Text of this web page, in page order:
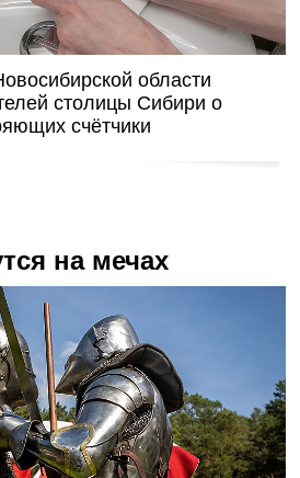
области
столицы Сибири о
счётчики
на мечах